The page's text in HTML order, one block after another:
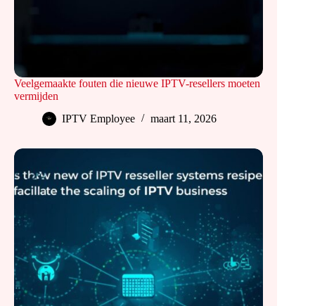
Veelgemaakte fouten die nieuwe IPTV-resellers moeten
vermijden
IPTV Employee
maart 11, 2026